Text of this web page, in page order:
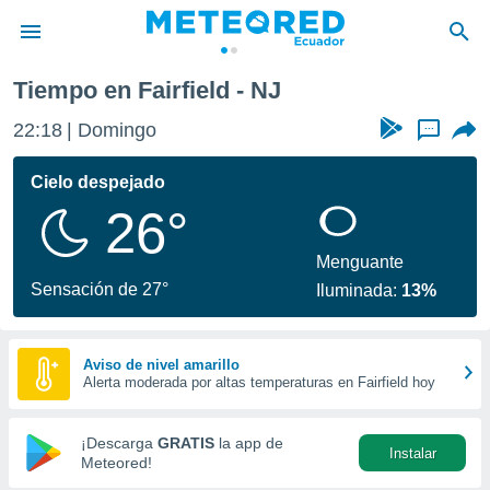
de
ha
calidad.
a este
las
y
forma
digital
basada
Tiempo en Fairfield - NJ
22:18 Domingo ...
Cielo despejado
26°
Sensación de 27°
Menguante
Iluminada: 13%
Aviso de nivel amarillo
Alerta moderada por altas temperaturas en Fairfield hoy
¡Descarga GRATIS la app de
Meteored!
Instalar